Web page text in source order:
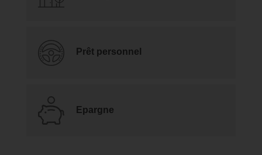
Prêt personnel
Epargne